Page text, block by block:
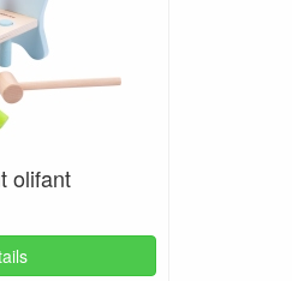
olifant